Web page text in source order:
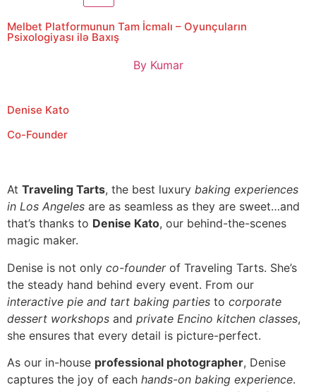
Melbet Platformunun Tam İcmalı – Oyunçuların
Psixologiyası ilə Baxış
ByKumar
Denise Kato
Co-Founder
At Traveling Tarts, the best luxury baking experiences
in Los Angeles are as seamless as they are sweet…and
that’s thanks to Denise Kato, our behind-the-scenes
magic maker.
Denise is not only co-founderof Traveling Tarts. She’s
the steady hand behind every event. From our
interactive pie and tart baking parties to corporate
dessert workshops and private Encino kitchen classes,
she ensures that every detail is picture-perfect.
As our in-house professional photographer, Denise
captures the joy of each hands-on baking experience.